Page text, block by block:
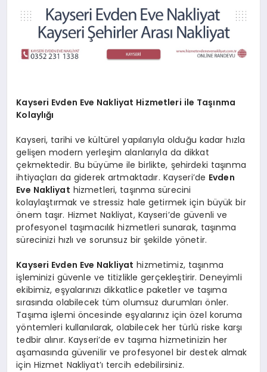
Kayseri Evden Eve Nakliyat Hizmetleri ile Taşınma
Kolaylığı
Kayseri, tarihi ve kültürel yapılarıyla olduğu kadar hızla
gelişen modern yerleşim alanlarıyla da dikkat
çekmektedir. Bu büyüme ile birlikte, şehirdeki taşınma
ihtiyaçları da giderek artmaktadır. Kayseri’de Evden
Eve Nakliyat hizmetleri, taşınma sürecini
kolaylaştırmak ve stressiz hale getirmek için büyük bir
önem taşır. Hizmet Nakliyat, Kayseri’de güvenli ve
profesyonel taşımacılık hizmetleri sunarak, taşınma
sürecinizi hızlı ve sorunsuz bir şekilde yönetir.
Kayseri Evden Eve Nakliyat hizmetimiz, taşınma
işleminizi güvenle ve titizlikle gerçekleştirir. Deneyimli
ekibimiz, eşyalarınızı dikkatlice paketler ve taşıma
sırasında olabilecek tüm olumsuz durumları önler.
Taşıma işlemi öncesinde eşyalarınız için özel koruma
yöntemleri kullanılarak, olabilecek her türlü riske karşı
tedbir alınır. Kayseri’de ev taşıma hizmetinizin her
aşamasında güvenilir ve profesyonel bir destek almak
için Hizmet Nakliyat’ı tercih edebilirsiniz.